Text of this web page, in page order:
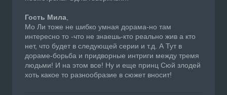
Гость Мила
Мо Ли тоже не шибко умная дорама-но там
интересно то -что не знаешь-кто реально жив а кто
нет, что будет в следующей серии и т.д. А Тут в
дораме-борьба и придворные интриги между тремя
людьми! И на этом все! Ну и еще принц Сюй злодей
хоть какое то разнообразие в сюжет вносит!